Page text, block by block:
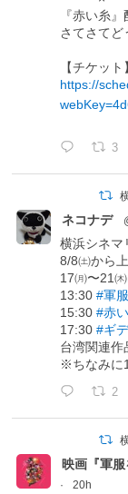
『赤い糸』
さてさてど
【チケット
https://
3
ネコナデ
横浜シネマ
8/8㈯から
17㈪〜21
13:30#軍
15:30#赤
17:30#ギ
台湾関連作
※ちなみに
2
映画『軍
·
20h